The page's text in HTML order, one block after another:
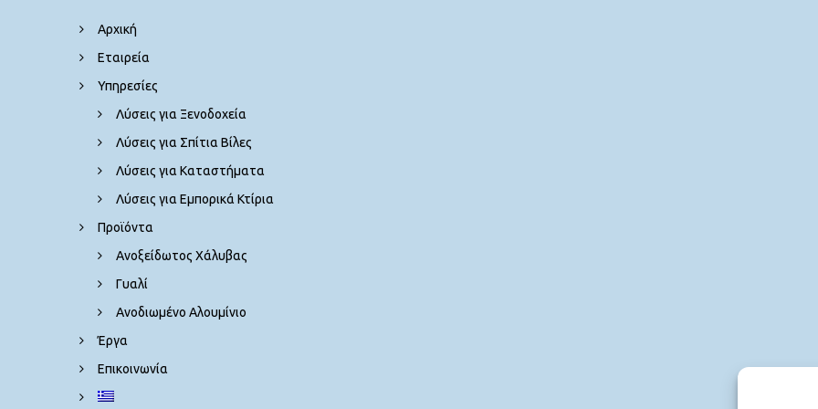
Αρχική
Εταιρεία
Υπηρεσίες
Λύσεις για Ξενοδοχεία
Λύσεις για Σπίτια Βίλες
Λύσεις για Καταστήματα
Λύσεις για Εμπορικά Κτίρια
Προϊόντα
Ανοξείδωτος Χάλυβας
Γυαλί
Ανοδιωμένο Αλουμίνιο
Έργα
Επικοινωνία